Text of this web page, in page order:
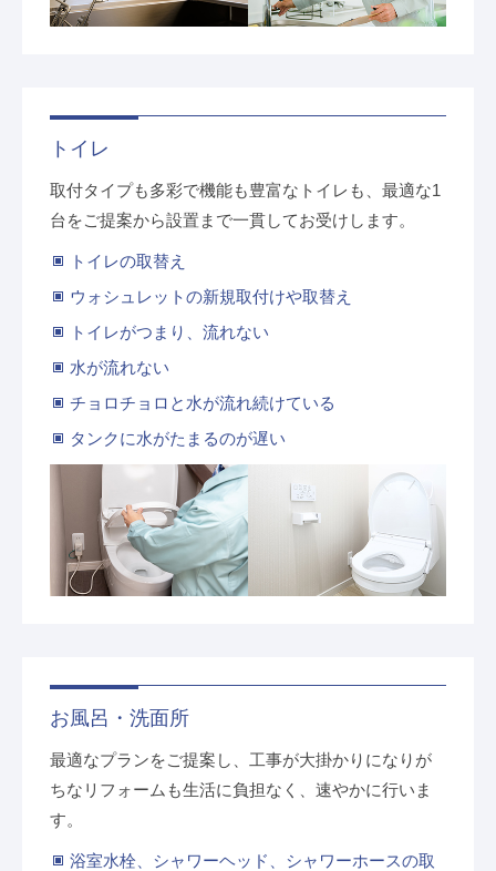
トイレ
取付タイプも多彩で機能も豊富なトイレも、最適な1
台をご提案から設置まで一貫してお受けします。
トイレの取替え
ウォシュレットの新規取付けや取替え
トイレがつまり、流れない
水が流れない
チョロチョロと水が流れ続けている
タンクに水がたまるのが遅い
お風呂・洗面所
最適なプランをご提案し、工事が大掛かりになりが
ちなリフォームも生活に負担なく、速やかに行いま
す。
浴室水栓、シャワーヘッド、シャワーホースの取